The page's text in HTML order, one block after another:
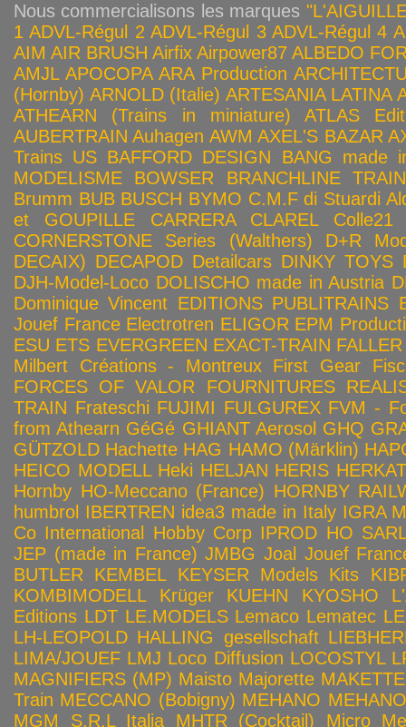
Nous commercialisons les marques
1 ADVL-Régul 2 ADVL-Régul 3 ADVL-Régul 4
AIM AIR BRUSH Airfix Airpower87 ALBEDO
AMJL APOCOPA ARA Production
(Hornby) ARNOLD (Italie) ARTESANIA LATINA
ATHEARN (Trains in miniature)
ATLAS
AUBERTRAIN Auhagen AWM AXEL'S BAZAR
Trains US BAFFORD DESIGN
BANG made
MODELISME
BOWSER
BRANCHLINE
Brumm BUB BUSCH BYMO C.M.F di Stuardi
et GOUPILLE
CARRERA CLAREL
Colle21
CORNERSTONE Series (Walthers)
D+R
DECAIX) DECAPOD Detailcars DINKY TOYS
DJH-Model-Loco DOLISCHO made in Austria
Dominique Vincent EDITIONS PUBLITRAINS
Jouef France Electrotren ELIGOR EPM
ESU ETS EVERGREEN EXACT-TRAIN FALLER
Milbert Créations - Montreux First Gear
FORCES OF VALOR
FOURNITURES
TRAIN Frateschi FUJIMI FULGUREX FVM -
from Athearn GéGé GHIANT Aerosol GHQ
GÜTZOLD Hachette HAG HAMO (Märklin)
HEICO MODELL Heki HELJAN HERIS HERKAT
Hornby HO-Meccano (France) HORNBY
humbrol IBERTREN idea3 made in Italy IGRA
Co International Hobby Corp IPROD HO
JEP (made in France) JMBG Joal Jouef
BUTLER
KEMBEL KEYSER Models Kits
KOMBIMODELL
Krüger KUEHN KYOSHO
Editions LDT LE.MODELS Lemaco Lematec
LH-LEOPOLD HALLING gesellschaft
LIMA/JOUEF LMJ Loco Diffusion LOCOSTYL
MAGNIFIERS (MP) Maisto Majorette MAKETTE
Train MECCANO (Bobigny) MEHANO
MGM S.R.L Italia
MHTR (Cocktail)
Micro